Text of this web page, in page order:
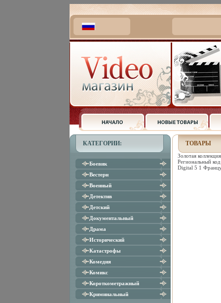
КАТЕГОРИИ:
Боевик
Вестерн
Военный
Детектив
Детский
Документальный
Драма
Исторический
Катастрофы
Комедия
Комикс
Короткометражный
Криминальный
ТОВАРЫ
Золотая
Региональный
Digital 5 1